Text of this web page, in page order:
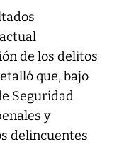
de los delitos
que, bajo
Seguridad
y
delincuentes